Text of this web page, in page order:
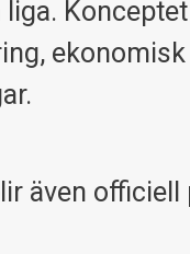
även